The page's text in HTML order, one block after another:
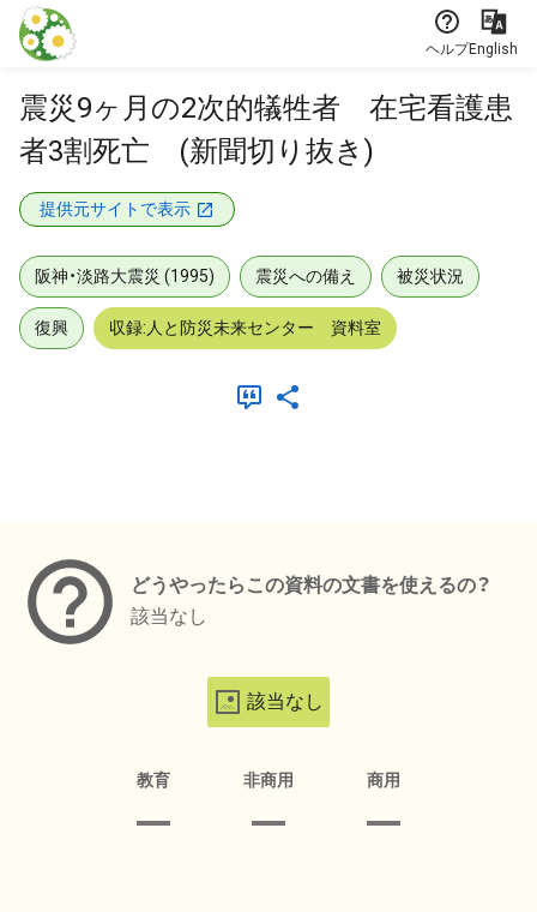
本文に飛ぶ
ヘルプEnglish
震災9ヶ月の2次的犠牲者 在宅看護患
者3割死亡 (新聞切り抜き)
提供元サイトで表示
阪神・淡路大震災 (1995) 震災への備え 被災状況
復興 収録:人と防災未来センター 資料室
どうやったらこの資料の文書を使えるの？
該当なし
該当なし
教育 非商用 商用